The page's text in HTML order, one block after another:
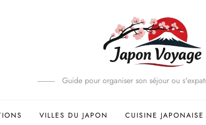
Guide pour organiser son séjour ou
VILLES DU JAPON CUISINE JAPONAISE